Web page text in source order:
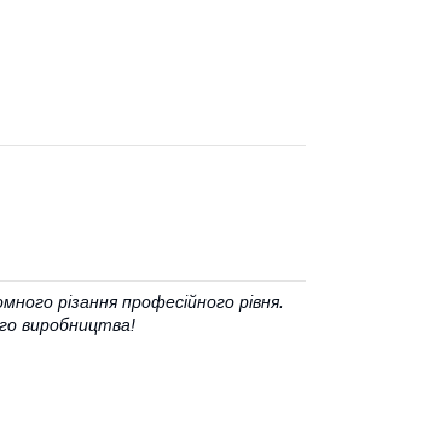
різання професійного рівня.
виробництва!